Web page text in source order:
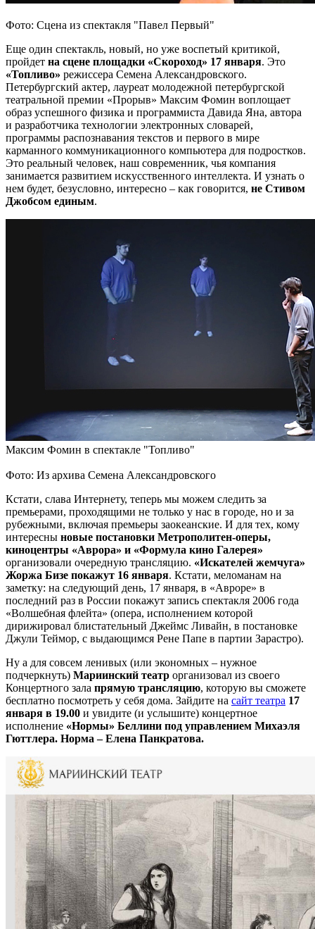
Фото: Сцена из спектакля "Павел Первый"
Еще один спектакль, новый, но уже воспетый критикой,
пройдет на сцене площадки «Скороход» 17 января. Это
«Топливо» режиссера Семена Александровского.
Петербургский актер, лауреат молодежной петербургской
театральной премии «Прорыв» Максим Фомин воплощает
образ успешного физика и программиста Давида Яна, автора
и разработчика технологии электронных словарей,
программы распознавания текстов и первого в мире
карманного коммуникационного компьютера для подростков.
Это реальный человек, наш современник, чья компания
занимается развитием искусственного интеллекта. И узнать о
нем будет, безусловно, интересно – как говорится, не Стивом
Джобсом единым.
Максим Фомин в спектакле "Топливо"
Фото: Из архива Семена Александровского
Кстати, слава Интернету, теперь мы можем следить за
премьерами, проходящими не только у нас в городе, но и за
рубежными, включая премьеры заокеанские. И для тех, кому
интересны новые постановки Метрополитен-оперы,
киноцентры «Аврора» и «Формула кино Галерея»
организовали очередную трансляцию. «Искателей жемчуга»
Жоржа Бизе покажут 16 января. Кстати, меломанам на
заметку: на следующий день, 17 января, в «Авроре» в
последний раз в России покажут запись спектакля 2006 года
«Волшебная флейта» (опера, исполнением которой
дирижировал блистательный Джеймс Ливайн, в постановке
Джули Теймор, с выдающимся Рене Папе в партии Зарастро).
Ну а для совсем ленивых (или экономных – нужное
подчеркнуть) Мариинский театр организовал из своего
Концертного зала прямую трансляцию, которую вы сможете
бесплатно посмотреть у себя дома. Зайдите на сайт театра 17
января в 19.00 и увидите (и услышите) концертное
исполнение «Нормы» Беллини под управлением Михаэля
Гюттлера. Норма – Елена Панкратова.